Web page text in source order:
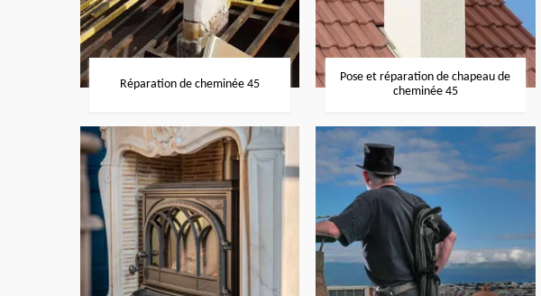
Réparation de cheminée 45
Pose et réparation de chapeau de
cheminée 45